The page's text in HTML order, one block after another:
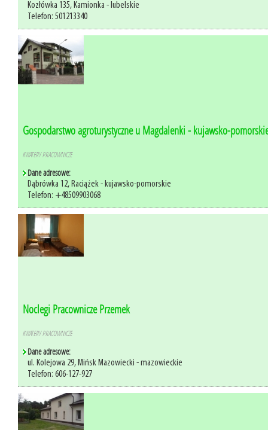
Kozłówka 135, Kamionka - lubelskie
Telefon: 501213340
Gospodarstwo agroturystyczne u Magdalenki - kujawsko-
KWATERY PRACOWNICZE
Dane adresowe:
Dąbrówka 12, Raciążek - kujawsko-pomorskie
Telefon: +48509903068
Noclegi Pracownicze Przemek
KWATERY PRACOWNICZE
Dane adresowe:
ul. Kolejowa 29, Mińsk Mazowiecki - mazowieckie
Telefon: 606-127-927